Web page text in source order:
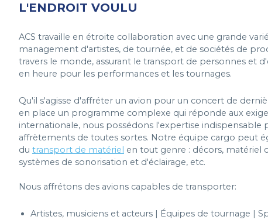
L'ENDROIT VOULU
ACS travaille en étroite collaboration avec une grande
management d'artistes, de tournée, et de sociétés de
travers le monde, assurant le transport de personnes et
en heure pour les performances et les tournages.
Qu'il s'agisse d'affréter un avion pour un concert de
en place un programme complexe qui réponde aux
internationale, nous possédons l'expertise indispensable
affrètements de toutes sortes. Notre équipe cargo peut
du transport de matériel en tout genre : décors, matériel
systèmes de sonorisation et d'éclairage, etc.
Nous affrétons des avions capables de transporter:
Artistes, musiciens et acteurs | Équipes de tournage |